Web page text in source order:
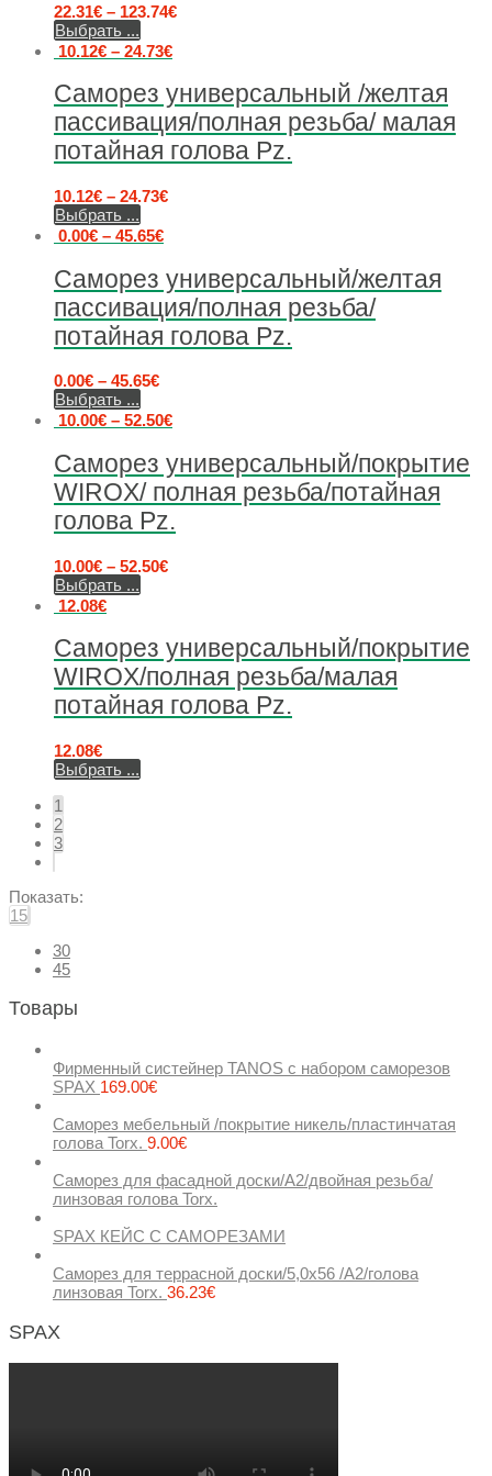
22.31€ – 123.74€
Выбрать ...
10.12€ – 24.73€
Саморез универсальный /желтая
пассивация/полная резьба/ малая
потайная голова Pz.
10.12€ – 24.73€
Выбрать ...
0.00€ – 45.65€
Саморез универсальный/желтая
пассивация/полная резьба/
потайная голова Pz.
0.00€ – 45.65€
Выбрать ...
10.00€ – 52.50€
Саморез универсальный/покрытие
WIROX/ полная резьба/потайная
голова Pz.
10.00€ – 52.50€
Выбрать ...
12.08€
Саморез универсальный/покрытие
WIROX/полная резьба/малая
потайная голова Pz.
12.08€
Выбрать ...
1
2
3
Показать:
15
30
45
Товары
Фирменный систейнер TANOS с набором саморезов
SPAX 169.00€
Саморез мебельный /покрытие никель/пластинчатая
голова Torx. 9.00€
Саморез для фасадной доски/А2/двойная резьба/
линзовая голова Torx.
SPAX КЕЙС С САМОРЕЗАМИ
Саморез для террасной доски/5,0х56 /А2/голова
линзовая Torx. 36.23€
SPAX